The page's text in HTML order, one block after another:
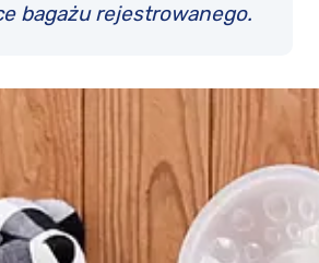
bagażu rejestrowanego.